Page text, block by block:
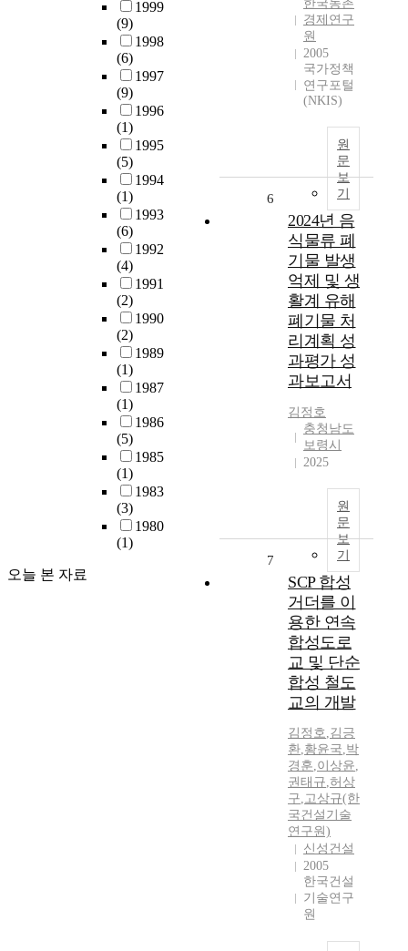
1999
(9)
1998
(6)
1997
(9)
1996
(1)
1995
(5)
1994
(1)
1993
(6)
1992
(4)
1991
(2)
1990
(2)
1989
(1)
1987
(1)
1986
(5)
1985
(1)
1983
(3)
1980
(1)
오늘 본 자료
한국농촌
경제연구
원
2005
국가정책
연구포털
(NKIS)
원
문
보
기
6
2024년 음
식물류 폐
기물 발생
억제 및 생
활계 유해
폐기물 처
리계획 성
과평가 성
과보고서
김정호
충청남도
보령시
2025
원
문
보
기
7
SCP 합성
거더를 이
용한 연속
합성도로
교 및 단순
합성 철도
교의 개발
김정호,김긍
환,황윤국,박
경훈,이상윤,
권태규,허상
구,고상규(한
국건설기술
연구원)
신성건설
2005
한국건설
기술연구
원